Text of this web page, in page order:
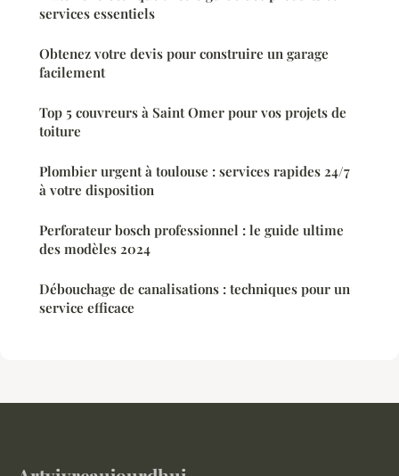
services essentiels
Obtenez votre devis pour construire un garage
facilement
Top 5 couvreurs à Saint Omer pour vos projets de
toiture
Plombier urgent à toulouse : services rapides 24/7
à votre disposition
Perforateur bosch professionnel : le guide ultime
des modèles 2024
Débouchage de canalisations : techniques pour un
service efficace